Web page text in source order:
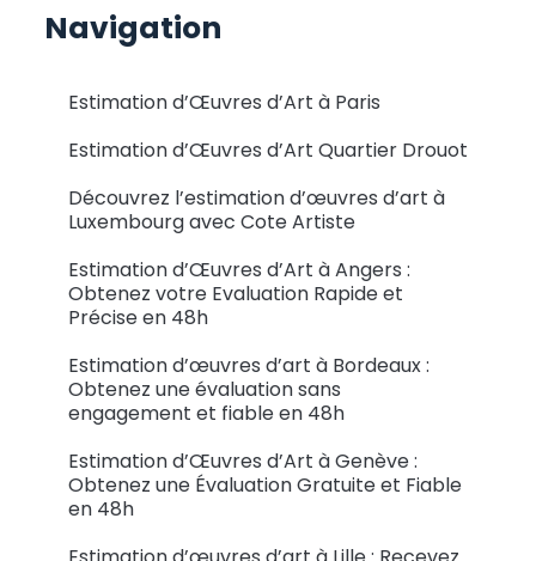
Navigation
Estimation d’Œuvres d’Art à Paris
Estimation d’Œuvres d’Art Quartier Drouot
Découvrez l’estimation d’œuvres d’art à
Luxembourg avec Cote Artiste
Estimation d’Œuvres d’Art à Angers :
Obtenez votre Evaluation Rapide et
Précise en 48h
Estimation d’œuvres d’art à Bordeaux :
Obtenez une évaluation sans
engagement et fiable en 48h
Estimation d’Œuvres d’Art à Genève :
Obtenez une Évaluation Gratuite et Fiable
en 48h